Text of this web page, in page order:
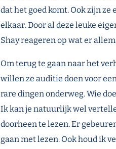
dat het goed komt. Ook zijn
elkaar. Door al deze leuke
Shay reageren op wat er
Om terug te gaan naar het
willen ze auditie doen voor
rare dingen onderweg. Wie
Ik kan je natuurlijk wel
doorheen te lezen. Er
gaan met lezen. Ook houd ik